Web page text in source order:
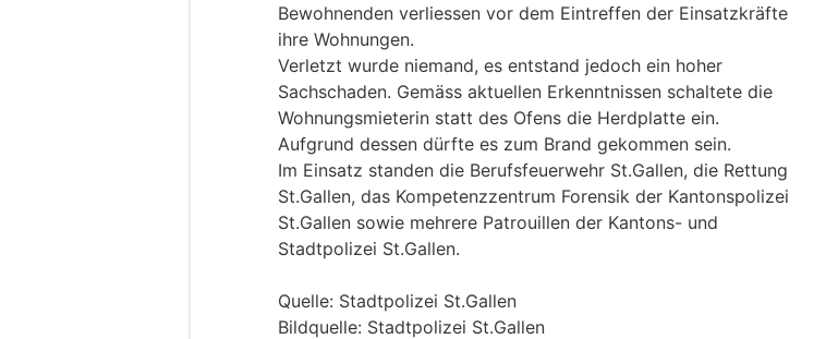
Bewohnenden verliessen vor dem Eintreffen der Einsatzkräfte
ihre Wohnungen.
Verletzt wurde niemand, es entstand jedoch ein hoher
Sachschaden. Gemäss aktuellen Erkenntnissen schaltete die
Wohnungsmieterin statt des Ofens die Herdplatte ein.
Aufgrund dessen dürfte es zum Brand gekommen sein.
Im Einsatz standen die Berufsfeuerwehr St.Gallen, die Rettung
St.Gallen, das Kompetenzzentrum Forensik der Kantonspolizei
St.Gallen sowie mehrere Patrouillen der Kantons- und
Stadtpolizei St.Gallen.
Quelle: Stadtpolizei St.Gallen
Bildquelle: Stadtpolizei St.Gallen